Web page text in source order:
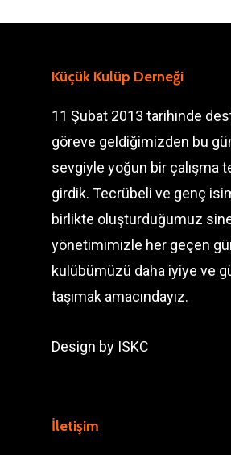
Küçük Kulüp Derneği
11 Şubat 2013 tarihinde
göreve geldiğimizden bu
sevgiyle yoğun bir çalışma
girdik. Tecrübeli ve genç
birlikte oluşturduğumuz
yönetimimizle her geçen
kulübümüzü daha iyiye ve
taşımak amacındayız.
Design by ISKC
İletişim